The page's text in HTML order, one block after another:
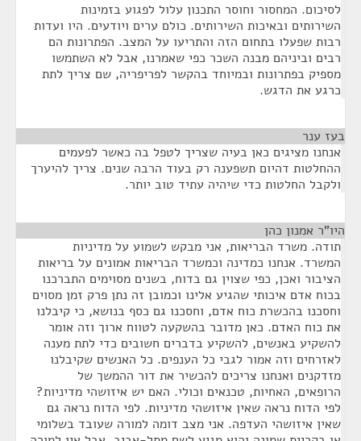
לסיכום. המחסור וחוסר התכנון עלול לפגוע בזמינות
השירותים ובאיכות השירותים. כולם ערים ויודעים. היו ועדות
רבות שפעלו בתחום הזה והתריעו על המצב. הפתרונות הם
רבים וביניהם מבנה השכר כפי שאמרנו, אבל לא השתמשו
מספיק בפתרונות ובמיוחד בהקשר לפריפריה, שם צריך לתת
כרגע את הדגש.
בעז ענר
אנחנו מציגים כאן בעיה שצריך לטפל בה כאשר לפעמים
ההחלטות דהיום תשפענה רק בעוד הרבה שנים. צריך להיערך
ולקבל החלטות כדי שיהיה עתיד טוב יותר.
היו"ר אמנון כהן
תודה. משרד הבריאות, אני מבקש לשמוע על מדיניות
המשרד. אנחנו כמדינה וכמשרד הבריאות אמונים על בריאות
הציבור ואכן, כפי שצוין גם בדוח, בשנים מסוימים התברכנו
בכוח אדם איכותי שהגיע אלינו וכמובן זה נתן פרק זמן מסוים
וחסכנו בהכשרת כוח אדם, וחסכנו גם כסף בנושא, כי קיבלנו
את כוח האדם. כאן מדובר בהשקעה לטווח ארוך וזה אומר
להשקיע באנשים, להשקיע בדברים חשובים כדי לתת מענה
לאזרחים וזה אמור לגבי כל הענפים. כל האנשים שקיבלנו
מזדקנים ואנחנו צריכים להכשיר את דור ההמשך של
הרופאים, האחיות, טכנאים וכולי. האם יש איזושהי מדיניות?
לפי הדוח נראה שאין איזושהי מדיניות. לפי הדוח נראה גם
שאין איזושהי העדפה. אני מצב דומה למורה שעובד בשלומי